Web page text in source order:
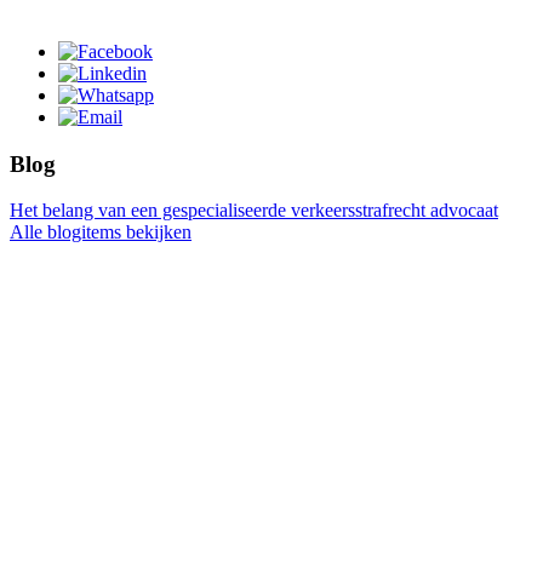
Blog
Het belang van een gespecialiseerde verkeersstrafrecht advocaat
Alle blogitems bekijken